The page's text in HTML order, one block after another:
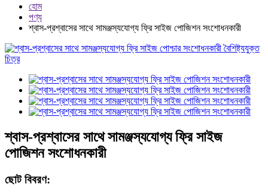
হোম
পণ্য
শ্বাস-প্রশ্বাসের সাথে সামঞ্জস্যযোগ্য ফ্রি সাইজ পোজিশন সংশোধনকারী
শ্বাস-প্রশ্বাসের সাথে সামঞ্জস্যযোগ্য ফ্রি সাইজ
পোজিশন সংশোধনকারী
ছোট বিবরণ: